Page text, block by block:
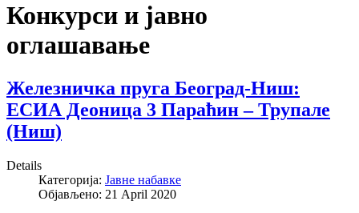
Конкурси и јавно
оглашавање
Железничка пруга Београд-Ниш:
ЕСИА Деоница 3 Параћин – Трупале
(Ниш)
Details
Категорија: Јавне набавке
Објављено: 21 April 2020